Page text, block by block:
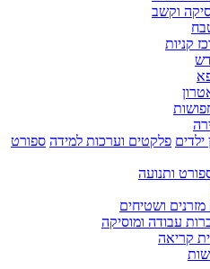
וקשב
קניות
ילדים פלקטים וערכות למידה ספורט
ותנועה
ושטיחים
עבודה ומוסיקה
קריאה